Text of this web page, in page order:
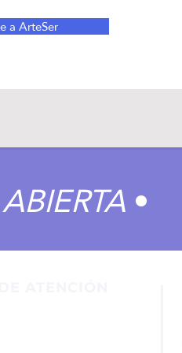
a ArteSer
ABIERTA•